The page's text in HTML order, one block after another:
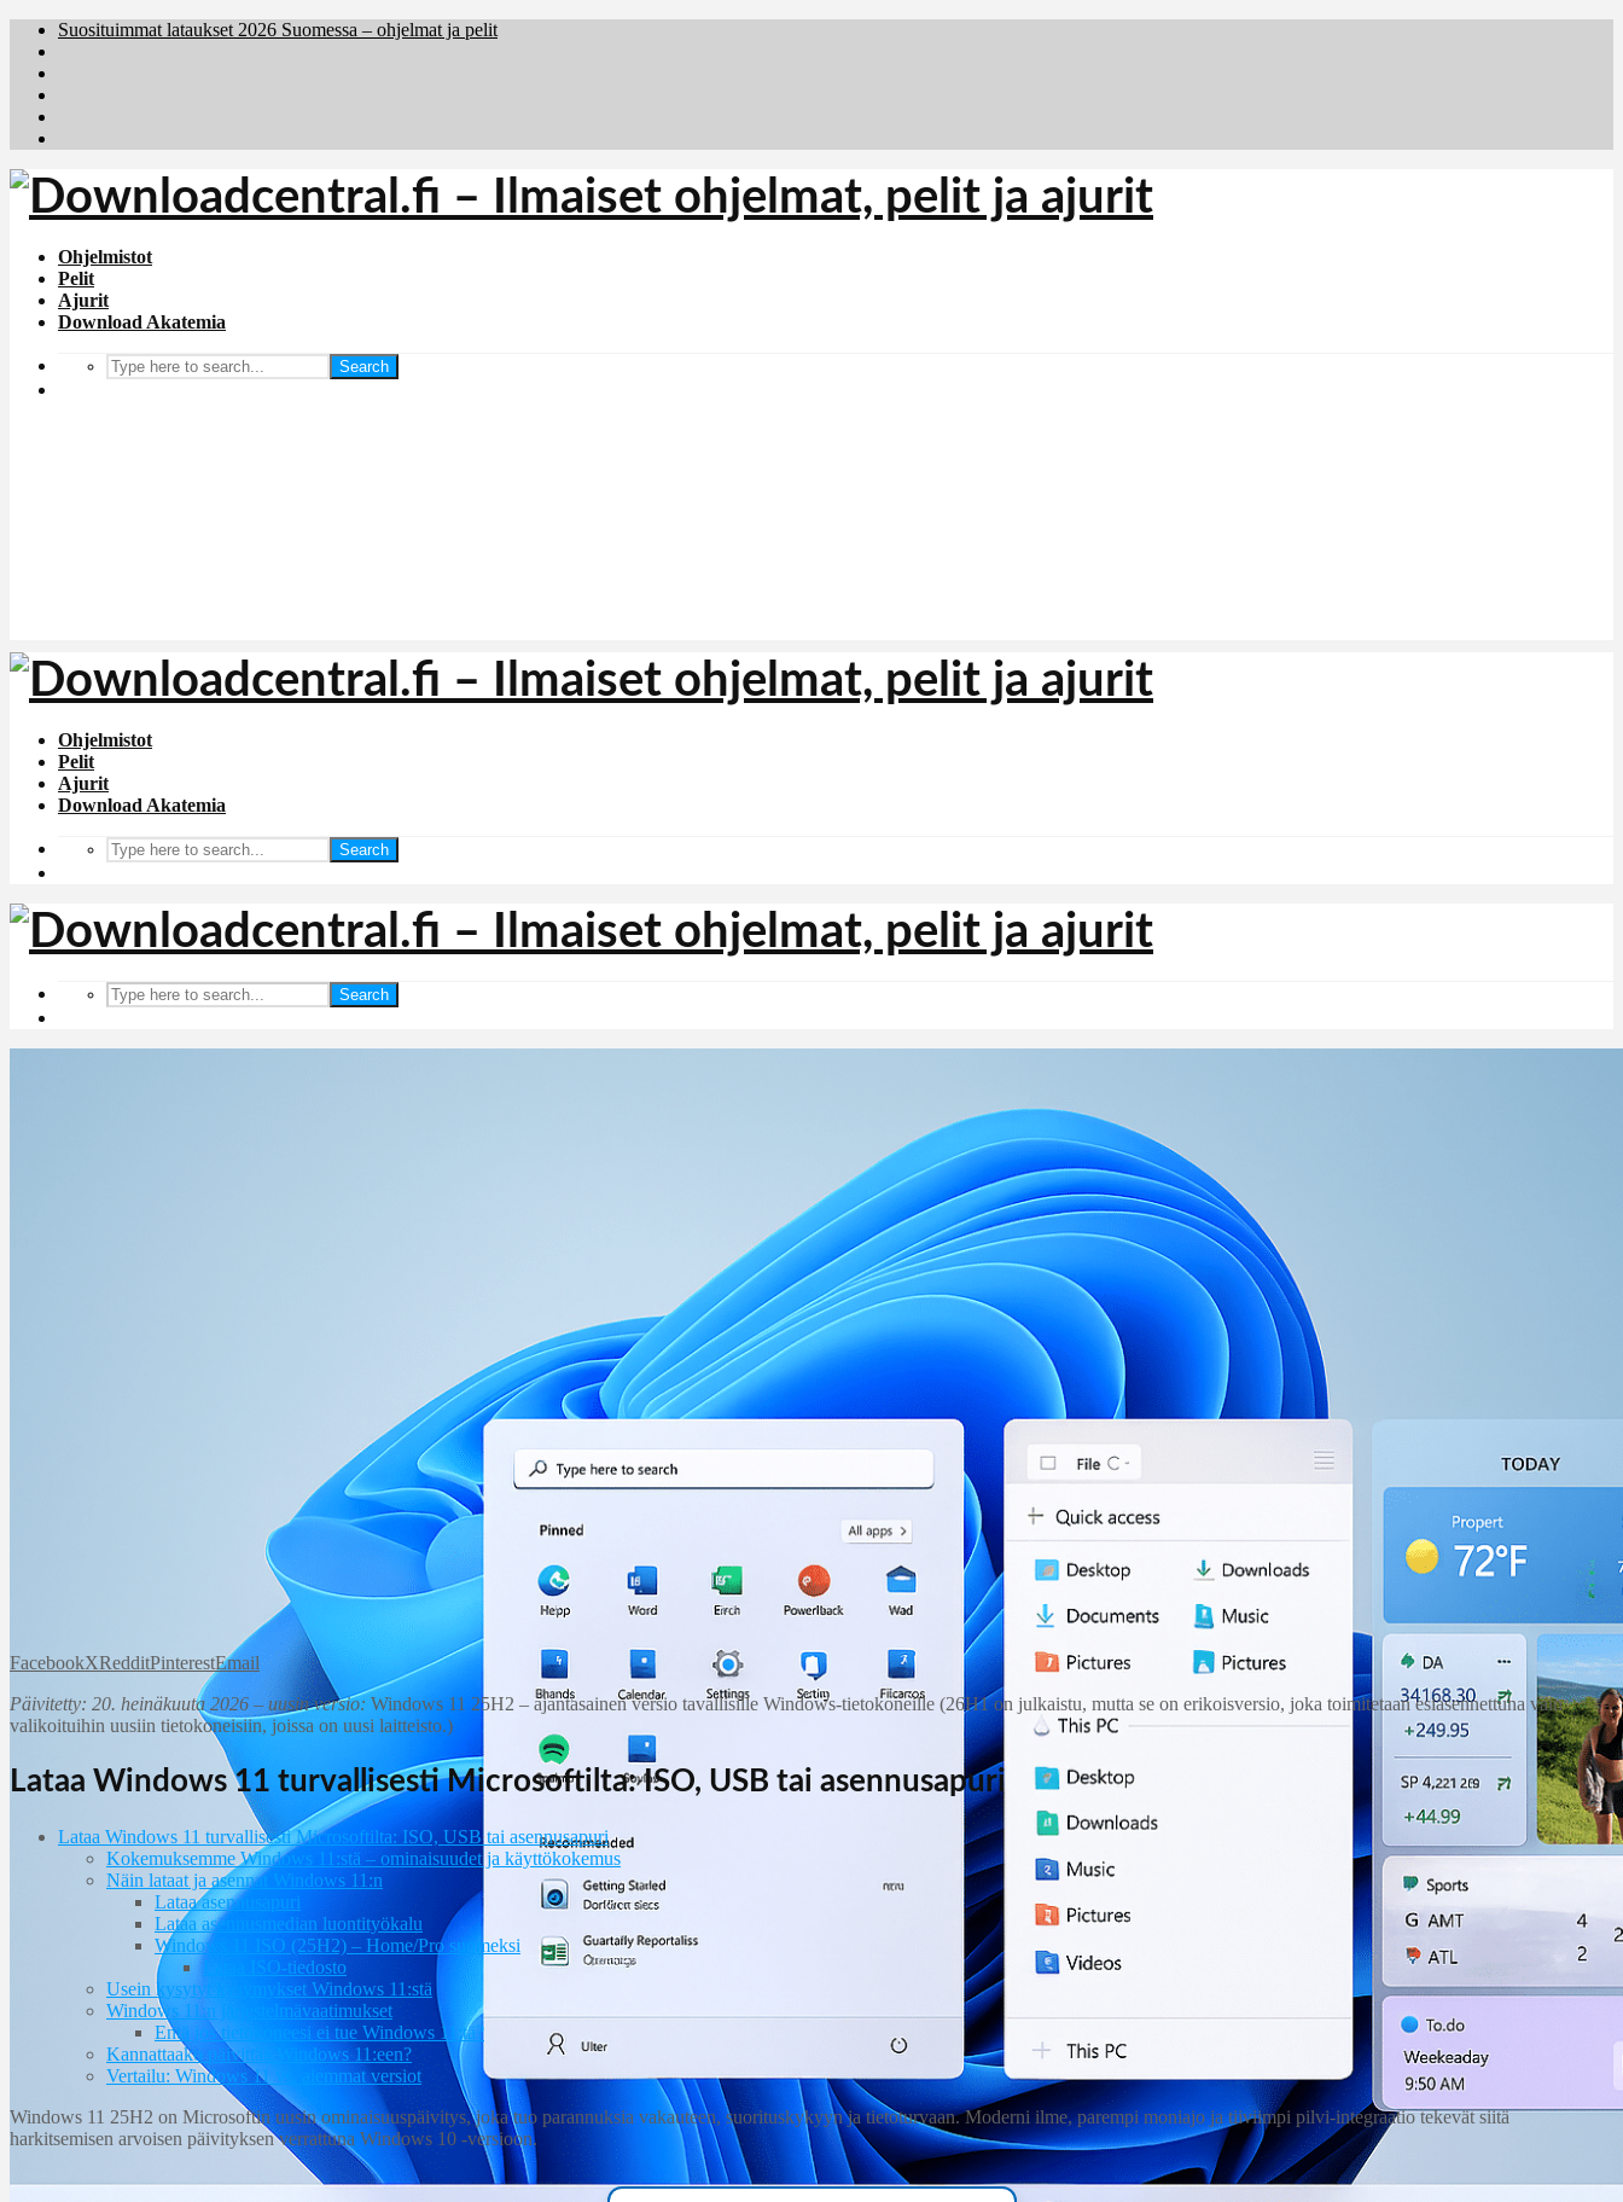
Suosituimmat lataukset 2026 Suomessa – ohjelmat ja pelit
Ohjelmistot
Pelit
Ajurit
Download Akatemia
Search
Ohjelmistot
Pelit
Ajurit
Download Akatemia
Search
Search
FacebookXRedditPinterestEmail
Päivitetty: 20. heinäkuuta 2026 – uusin versio: Windows 11 25H2 – ajantasainen versio tavallisille Windows‑tietokoneille (26H1 on julkaistu, mutta se on erikoisversio, joka toimitetaan esiasennettuna vain
valikoituihin uusiin tietokoneisiin, joissa on uusi laitteisto.)
Lataa Windows 11 turvallisesti Microsoftilta: ISO, USB tai asennusapuri
Lataa Windows 11 turvallisesti Microsoftilta: ISO, USB tai asennusapuri
Kokemuksemme Windows 11:stä – ominaisuudet ja käyttökokemus
Näin lataat ja asennat Windows 11:n
Lataa asennusapuri
Lataa asennusmedian luontityökalu
Windows 11 ISO (25H2) – Home/Pro suomeksi
Lataa ISO‑tiedosto
Usein kysytyt kysymykset Windows 11:stä
Windows 11:n järjestelmävaatimukset
Entä jos tietokoneesi ei tue Windows 11:tä?
Kannattaako päivittää Windows 11:een?
Vertailu: Windows 11 vs. aiemmat versiot
Windows 11 25H2 on Microsoftin uusin ominaisuuspäivitys, joka tuo parannuksia vakauteen, suorituskykyyn ja tietoturvaan. Moderni ilme, parempi moniajo ja tiiviimpi pilvi‑integraatio tekevät siitä
harkitsemisen arvoisen päivityksen verrattuna Windows 10 -versioon.